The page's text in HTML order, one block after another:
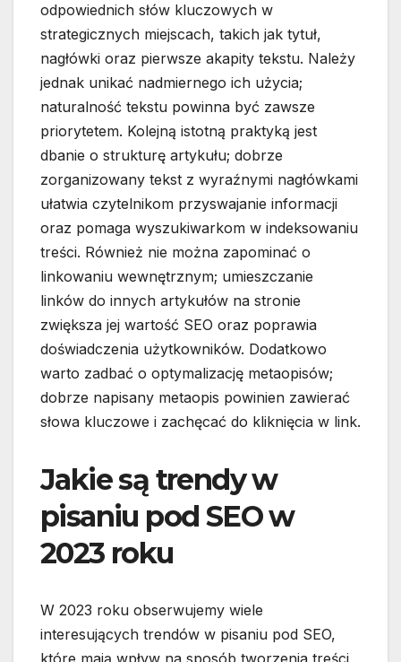
odpowiednich słów kluczowych w
strategicznych miejscach, takich jak tytuł,
nagłówki oraz pierwsze akapity tekstu. Należy
jednak unikać nadmiernego ich użycia;
naturalność tekstu powinna być zawsze
priorytetem. Kolejną istotną praktyką jest
dbanie o strukturę artykułu; dobrze
zorganizowany tekst z wyraźnymi nagłówkami
ułatwia czytelnikom przyswajanie informacji
oraz pomaga wyszukiwarkom w indeksowaniu
treści. Również nie można zapominać o
linkowaniu wewnętrznym; umieszczanie
linków do innych artykułów na stronie
zwiększa jej wartość SEO oraz poprawia
doświadczenia użytkowników. Dodatkowo
warto zadbać o optymalizację metaopisów;
dobrze napisany metaopis powinien zawierać
słowa kluczowe i zachęcać do kliknięcia w link.
Jakie są trendy w
pisaniu pod SEO w
2023 roku
W 2023 roku obserwujemy wiele
interesujących trendów w pisaniu pod SEO,